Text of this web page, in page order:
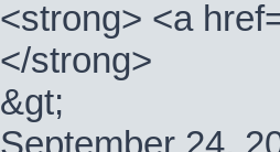
<strong> <a
</strong>
&gt;
September 24,